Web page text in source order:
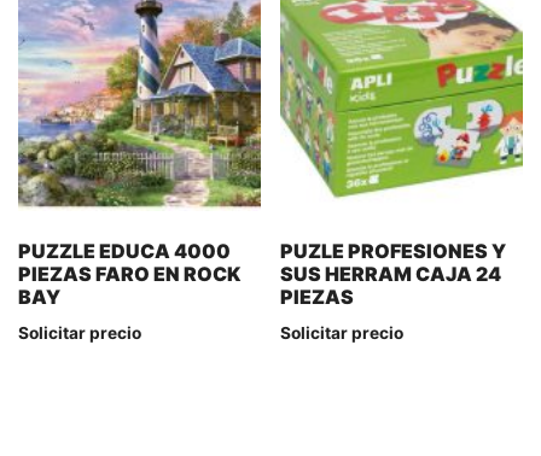
PUZZLE EDUCA 4000
PIEZAS FARO EN ROCK
BAY
Solicitar precio
PUZLE PROFESIONES Y
SUS HERRAM CAJA 24
PIEZAS
Solicitar precio